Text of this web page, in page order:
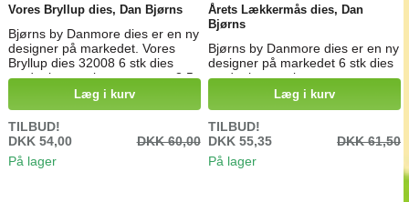
Vores Bryllup dies, Dan Bjørns
Bjørns by Danmore dies er en ny
designer på markedet. Vores
Bryllup dies 32008 6 stk dies
med tekst og skygger, størst 3,5
Læg i kurv
TILBUD!
DKK 54,00
DKK 60,00
På lager
Årets Lækkermås dies, Dan
Bjørns
Bjørns by Danmore dies er en ny
designer på markedet 6 stk dies
med tekst og skygger
Læg i kurv
TILBUD!
DKK 55,35
DKK 61,50
På lager